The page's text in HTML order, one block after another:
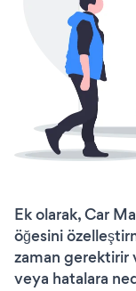
Ek olarak, Car
öğesini
zaman gerektirir
veya hatalara